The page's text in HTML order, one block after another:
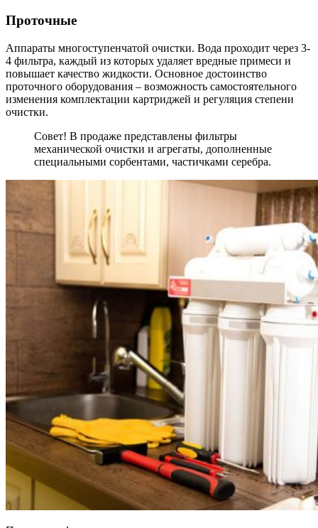
Проточные
Аппараты многоступенчатой очистки. Вода проходит через 3-
4 фильтра, каждый из которых удаляет вредные примеси и
повышает качество жидкости. Основное достоинство
проточного оборудования – возможность самостоятельного
изменения комплектации картриджей и регуляция степени
очистки.
Совет! В продаже представлены фильтры
механической очистки и агрегаты, дополненные
специальными сорбентами, частичками серебра.